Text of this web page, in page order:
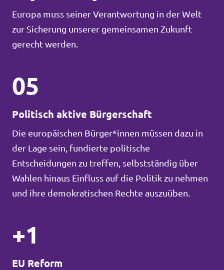
Europa muss seiner Verantwortung in der Welt
zur Sicherung unserer gemeinsamen Zukunft
gerecht werden.
05
Politisch aktive Bürgerschaft
Die europäischen Bürger*innen müssen dazu in
der Lage sein, fundierte politische
Entscheidungen zu treffen, selbstständig über
Wahlen hinaus Einfluss auf die Politik zu nehmen
und ihre demokratischen Rechte auszuüben.
+1
EU Reform